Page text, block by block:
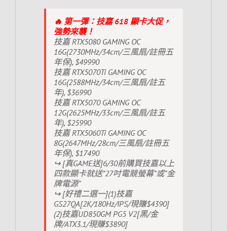
🔥 第一彈：技嘉 618 顯卡大促，
強勢來襲！
技嘉 RTX5080 GAMING OC
16G(2730MHz/34cm/三風扇/註冊五
年保), $49990
技嘉 RTX5070Ti GAMING OC
16G(2588MHz/34cm/三風扇/註五
年), $36990
技嘉 RTX5070 GAMING OC
12G(2625MHz/33cm/三風扇/註五
年), $25990
技嘉 RTX5060Ti GAMING OC
8G(2647MHz/28cm/三風扇/註冊五
年保), $17490
↪ [真GAME送]6/30前購買技嘉以上
四款顯卡就送”27吋電競螢幕”或”金
牌電源”
↪ [好禮二選一](1)技嘉
GS27QA[2K/180Hz/IPS/現賺$4390]
(2)技嘉UD850GM PG5 V2[黑/金
牌/ATX3.1/現賺$3890]